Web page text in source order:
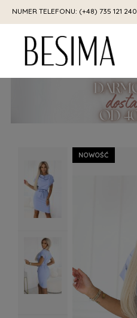
NUMER TELEFONU: (+48) 735 121 240
NOWOŚĆ